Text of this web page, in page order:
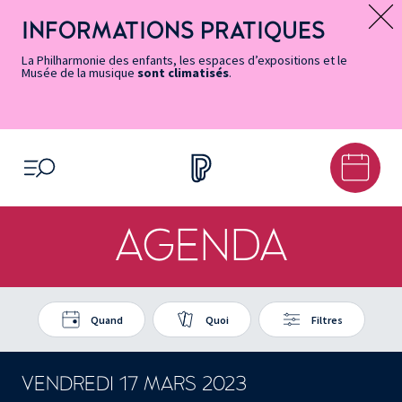
page
Accessibilité
accès
rapides
principal
contenu
principal
page
Message d’information
INFORMATIONS PRATIQUES
La Philharmonie des enfants, les espaces d’expositions et le
Musée de la musique sont climatisés.
OUVRIR LE MENU
AGENDA
VENDREDI 17 MARS 2023
Quand Quoi Filtres